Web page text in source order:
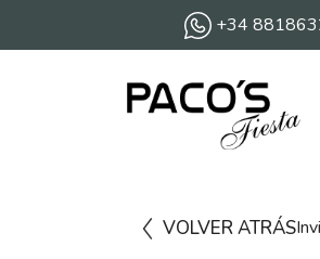
+34
VOLVER ATRÁS